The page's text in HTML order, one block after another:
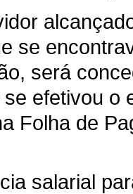
se
será
efetivou
Folha de
salarial